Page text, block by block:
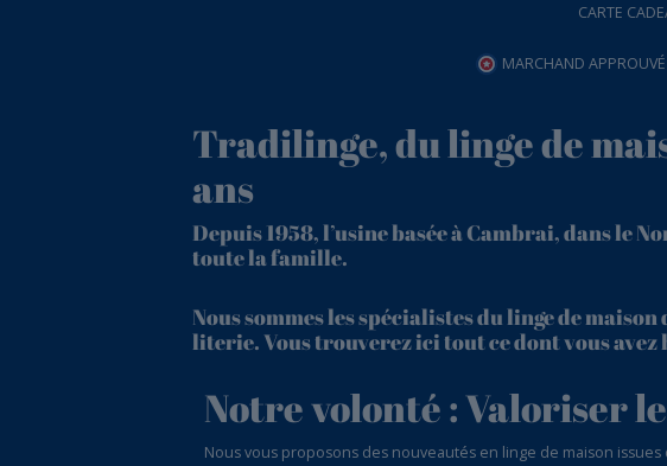
CARTE
MARCHAND
Tradilinge, du linge de
ans
Depuis 1958, l’usine basée à Cambrai, dans le
toute la famille.
Nous sommes les spécialistes du linge de
literie. Vous trouverez ici tout ce dont vous avez
Notre volonté : Valoriser
Nous vous proposons des nouveautés en linge de maison